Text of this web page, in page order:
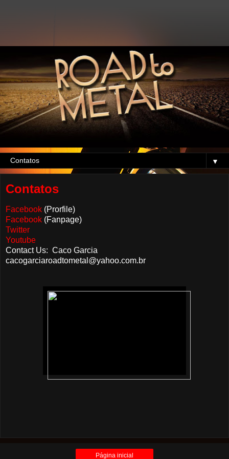
▼
Contatos
Facebook (Prorfile)
Facebook (Fanpage)
Twitter
Youtube
Contact Us: Caco Garcia
cacogarciaroadtometal@yahoo.com.br
Página inicial